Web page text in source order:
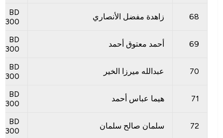
68 زاهدة مفضل الأنصاري
BD
300
69 أحمد معتوق أحمد
BD
300
70 عبدالله ميرزا ​​الخير
BD
300
71 هيما عباس أحمد
BD
300
72 سلمان صالح سلمان
BD
300